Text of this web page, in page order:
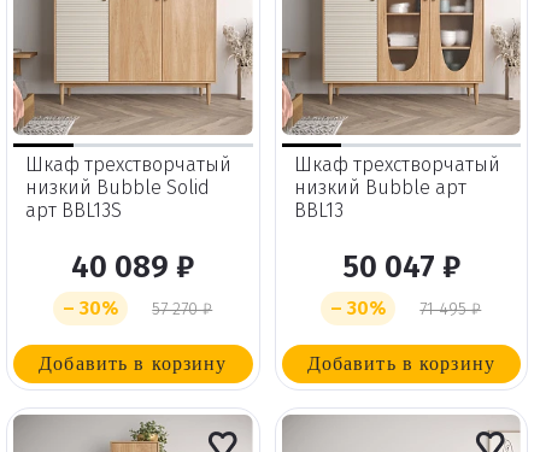
Шкаф трехстворчатый
низкий Bubble Solid
арт BBL13S
40 089 ₽
– 30% 57 270 ₽
Добавить в корзину
Шкаф трехстворчатый
низкий Bubble арт
BBL13
50 047 ₽
– 30% 71 495 ₽
Добавить в корзину